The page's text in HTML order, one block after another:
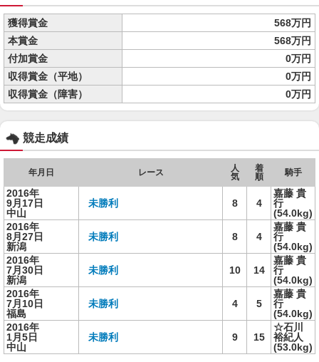
獲得賞金
568万円
本賞金
568万円
付加賞金
0万円
収得賞金（平地）
0万円
収得賞金（障害）
0万円
競走成績
年月日 レース
人
気
着
順
騎手
2016年
9月17日
中山
未勝利 8 4
嘉藤 貴
行
(54.0kg)
2016年
8月27日
新潟
未勝利 8 4
嘉藤 貴
行
(54.0kg)
2016年
7月30日
新潟
未勝利 10 14
嘉藤 貴
行
(54.0kg)
2016年
7月10日
福島
未勝利 4 5
嘉藤 貴
行
(54.0kg)
2016年
1月5日
中山
未勝利 9 15
☆石川
裕紀人
(53.0kg)